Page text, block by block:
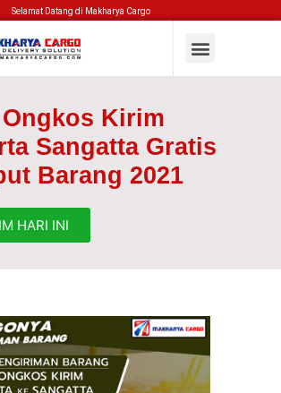
Selamat Datang di Makharya Cargo
Kirim
Sangatta Gratis
Barang 2021
HARI INI